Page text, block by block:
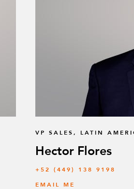
VP SALES, LATIN
Hector Flores
+52 (449) 138 9198
EMAIL ME